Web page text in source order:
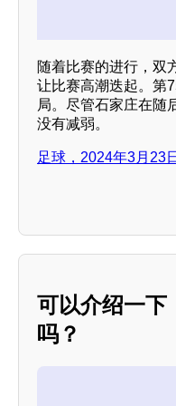
随着比赛的进行，双
让比赛高潮迭起。第
局。尽管石家庄在随
没有减弱。
足球，2024年3月23
可以介绍一下
吗？